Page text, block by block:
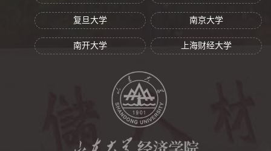
复旦大学 南京大学
南开大学 上海财经大学